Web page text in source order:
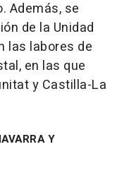
Además, se
de la Unidad
las labores de
en las que
y Castilla-La
Y